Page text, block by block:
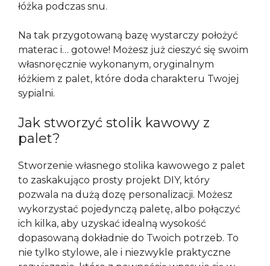
łóżka podczas snu.
Na tak przygotowaną bazę wystarczy położyć
materac i… gotowe! Możesz już cieszyć się swoim
własnoręcznie wykonanym, oryginalnym
łóżkiem z palet, które doda charakteru Twojej
sypialni.
Jak stworzyć stolik kawowy z
palet?
Stworzenie własnego stolika kawowego z palet
to zaskakująco prosty projekt DIY, który
pozwala na dużą dozę personalizacji. Możesz
wykorzystać pojedynczą paletę, albo połączyć
ich kilka, aby uzyskać idealną wysokość
dopasowaną dokładnie do Twoich potrzeb. To
nie tylko stylowe, ale i niezwykle praktyczne